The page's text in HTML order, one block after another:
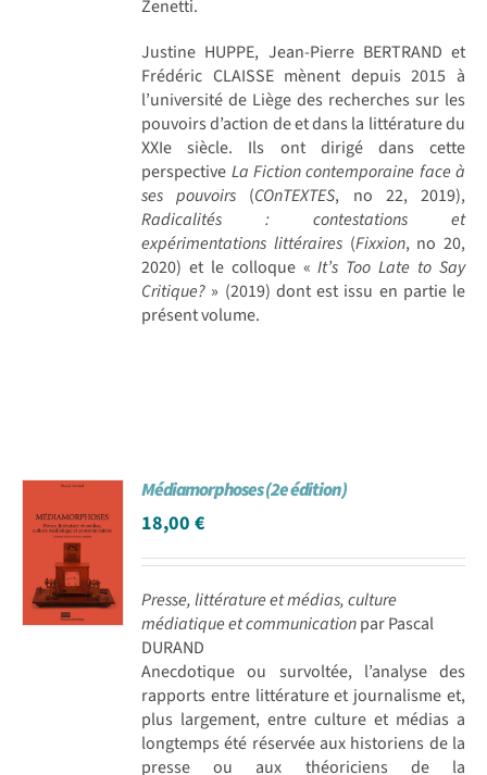
Zenetti.
Justine HUPPE, Jean-Pierre BERTRAND et
Frédéric CLAISSE mènent depuis 2015 à
l’université de Liège des recherches sur les
pouvoirs d’action de et dans la littérature du
XXIe siècle. Ils ont dirigé dans cette
perspective La Fiction contemporaine face à
ses pouvoirs (COnTEXTES, no 22, 2019),
Radicalités : contestations et
expérimentations littéraires(Fixxion, no 20,
2020) et le colloque « It’s Too Late to Say
Critique? » (2019) dont est issu en partie le
présent volume.
Médiamorphoses (2e édition)
18,00€
Presse, littérature et médias, culture
médiatique et communicationpar Pascal
DURAND
Anecdotique ou survoltée, l’analyse des
rapports entre littérature et journalisme et,
plus largement, entre culture et médias a
longtemps été réservée aux historiens de la
presse ou aux théoriciens de la